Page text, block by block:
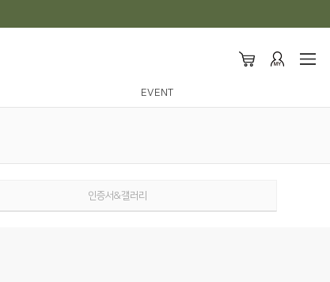
EVENT
인증서&갤러리